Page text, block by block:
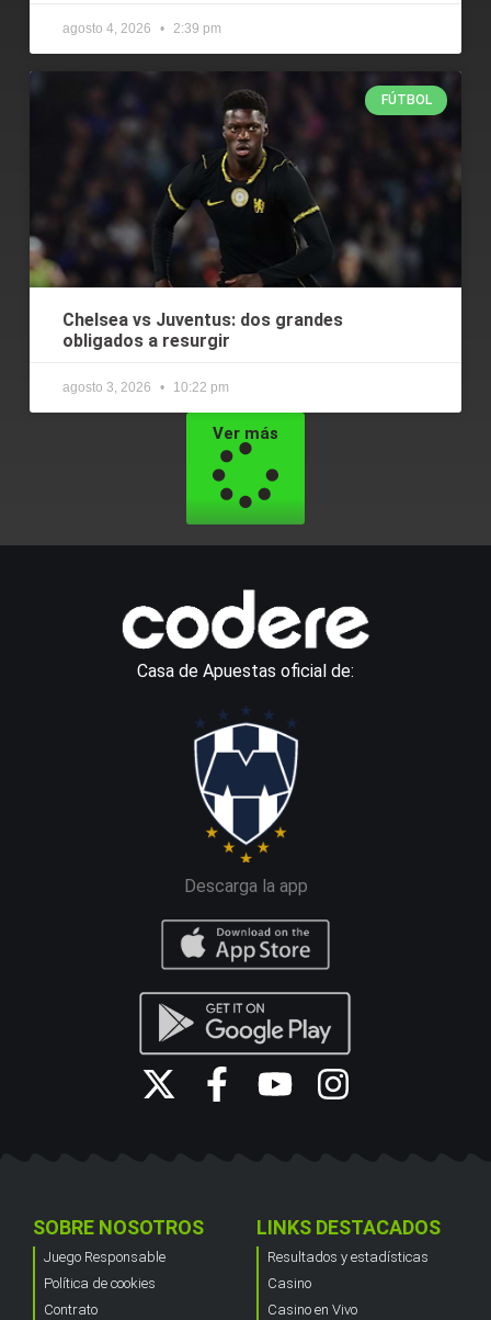
agosto 4, 2026 2:39 pm
FÚTBOL
Chelsea vs Juventus: dos grandes
obligados a resurgir
agosto 3, 2026 10:22 pm
Ver más
Casa de Apuestas oficial de:
Descarga la app
SOBRE NOSOTROS
Juego Responsable
Política de cookies
Contrato
LINKS DESTACADOS
Resultados y estadísticas
Casino
Casino en Vivo